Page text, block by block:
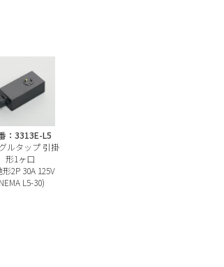
：3313E-L5
ルタップ 引掛
形1ヶ口
2P 30A 125V
L5-30)